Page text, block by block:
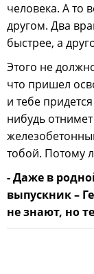
человека. А то
другом. Два
быстрее, а
Этого не
что пришел
и тебе
нибудь
тобой. Потому
- Даже в
выпускник –
не знают, но